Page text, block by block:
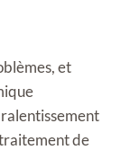
et
ralentissement
de